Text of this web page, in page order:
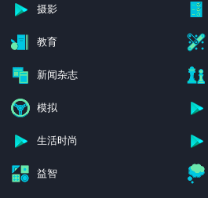
摄影
教育
新闻杂志
模拟
生活时尚
益智